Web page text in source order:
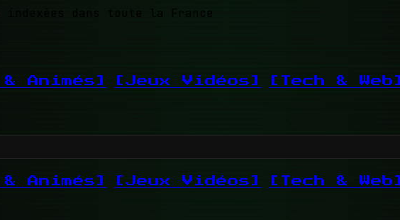
indexées dans toute la France
& Animés] [Jeux Vidéos] [Tech & Web]
& Animés] [Jeux Vidéos] [Tech & Web]